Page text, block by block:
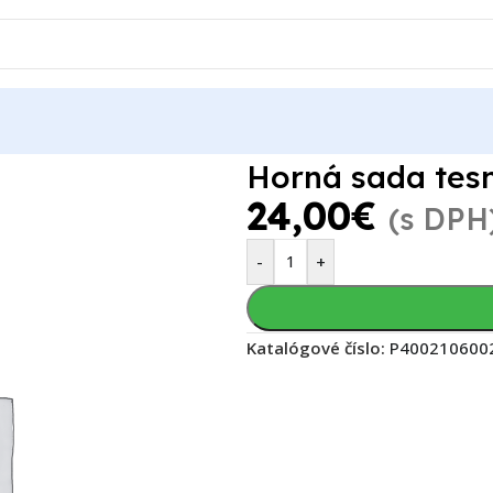
Horná sada
24,00€ (s
- +
Katalógové číslo: